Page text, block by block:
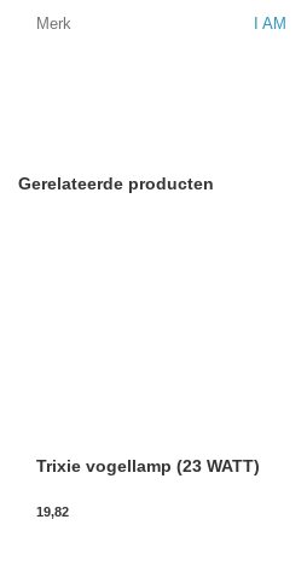
Merk I AM
Gerelateerde producten
Trixie vogellamp (23 WATT)
19,82